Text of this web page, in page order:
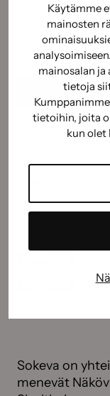
Käytämme
mainosten
mainosalan
tietoja
tietoihin, joita
kun olet
Sokeva on
menevät